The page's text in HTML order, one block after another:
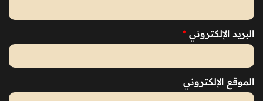
البريد الإلكتروني *
الموقع الإلكتروني